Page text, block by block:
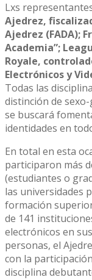
Lxs
Ajedrez,
Ajedrez (FADA);
Academia”;
Royale,
Electrónicos y
Todas las
distinción de
se buscará
identidades en
En total en esta
participaron más
(estudiantes o
las universidades
formación
de 141
electrónicos en
personas, el
con la
disciplina